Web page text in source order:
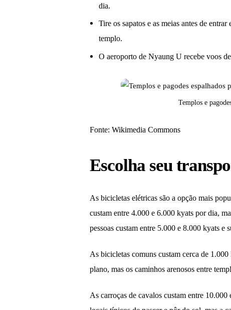
dia.
Tire os sapatos e as meias antes de
templo.
O aeroporto de Nyaung U recebe voos
Templos e
Fonte: Wikimedia Commons
Escolha seu
As bicicletas elétricas são a opção mais
custam entre 4.000 e 6.000 kyats por dia,
pessoas custam entre 5.000 e 8.000 kyats
As bicicletas comuns custam cerca de
plano, mas os caminhos arenosos entre
As carroças de cavalos custam entre